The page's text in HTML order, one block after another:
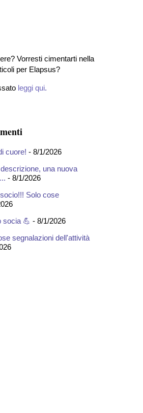
Vorresti cimentarti nella
per Elapsus?
leggi qui.
cuore! - 8/1/2026
una nuova
- 8/1/2026
Solo cose
socia 💪 - 8/1/2026
segnalazioni dell'attività